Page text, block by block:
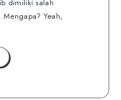
dimiliki salah
Yeah,